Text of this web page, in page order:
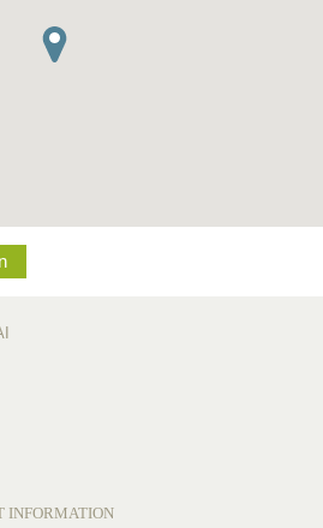
INFORMATION